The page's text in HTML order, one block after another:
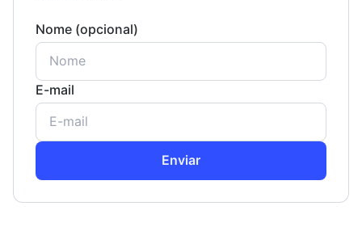
Nome (opcional)
E-mail
Enviar